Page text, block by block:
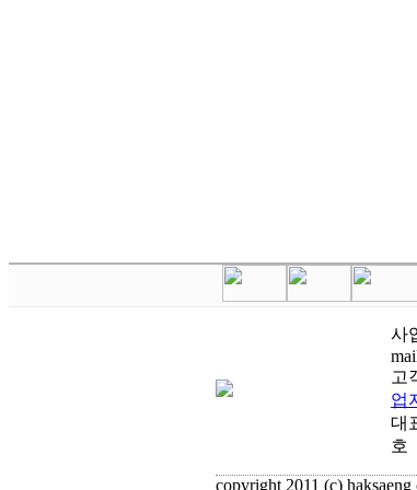
사
고
업
대
호
copyright 2011 (c)